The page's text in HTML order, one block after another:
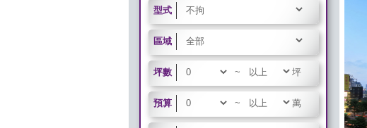
型式
區域
坪數 ~ 坪
預算 ~ 萬